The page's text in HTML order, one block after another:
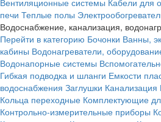
Вентиляционные системы Кабели для
печи Теплые полы
Водоснабжение, канализация,
Перейти в категорию Бочонки Ванны,
кабины Водонагреватели,
Водонапорные системы
Гибкая подводка и шланги Емкости
водоснабжения Заглушки Канализация
Кольца переходные Комплектующие
Контрольно-измерительные приборы